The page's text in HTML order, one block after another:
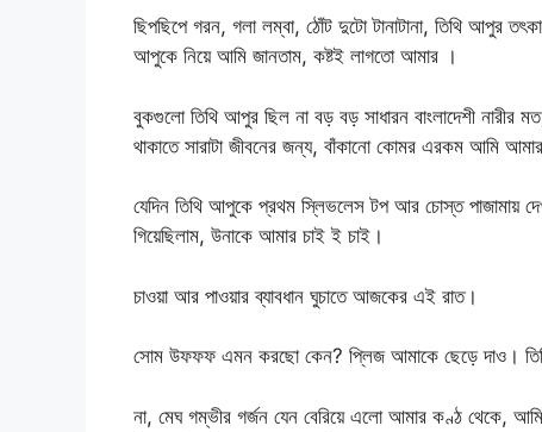
ছিপছিপে গরন, গলা লম্বা, ঠোঁট দুটো টানাটানা, তিথি আপুর
আপুকে নিয়ে আমি জানতাম, কষ্টই লাগতো আমার ।
বুকগুলো তিথি আপুর ছিল না বড় বড় সাধারন বাংলাদেশী নারীর
থাকাতে সারাটা জীবনের জন্য, বাঁকানো কোমর এরকম আমি
যেদিন তিথি আপুকে প্রথম স্লিভলেস টপ আর চোস্ত পাজামায়
গিয়েছিলাম, উনাকে আমার চাই ই চাই।
চাওয়া আর পাওয়ার ব্যাবধান ঘুচাতে আজকের এই রাত।
সোম উফফফ এমন করছো কেন? প্লিজ আমাকে ছেড়ে দাও।
না, মেঘ গম্ভীর গর্জন যেন বেরিয়ে এলো আমার কণ্ঠ থেকে,